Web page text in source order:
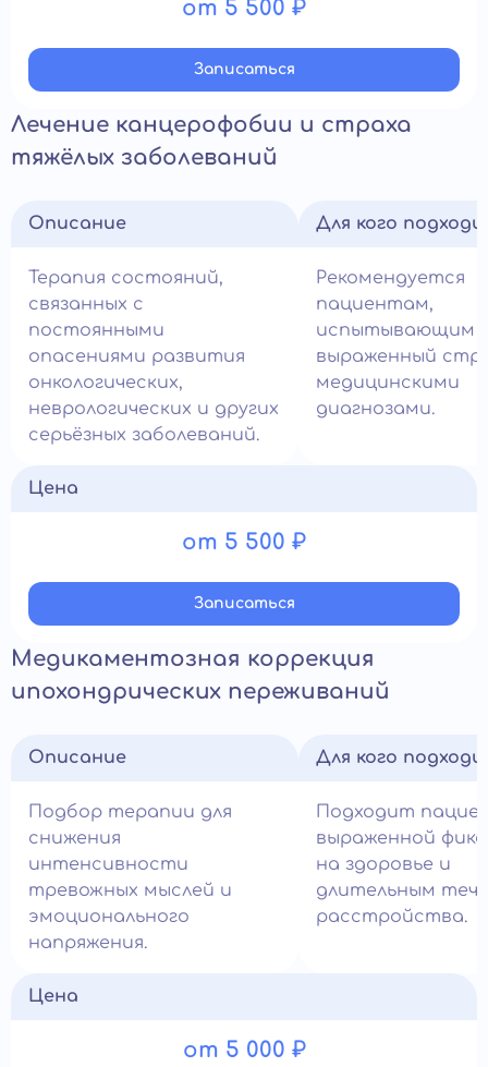
от 5 500 ₽
Записатьcя
Лечение канцерофобии и страха
тяжёлых заболеваний
Описание
Терапия состояний,
связанных с
постоянными
опасениями развития
онкологических,
неврологических и других
серьёзных заболеваний.
Для кого
Рекомендуется
пациентам,
испытывающим
выраженный
медицинскими
диагнозами.
Цена
от 5 500 ₽
Записатьcя
Медикаментозная коррекция
ипохондрических переживаний
Описание
Подбор терапии для
снижения
интенсивности
тревожных мыслей и
эмоционального
напряжения.
Для кого
Подходит
выраженной
на здоровье и
длительным
расстройства.
Цена
от 5 000 ₽